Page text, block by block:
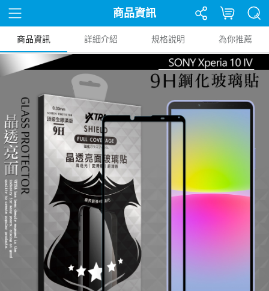
商品資訊
商品資訊 詳細介紹 規格說明 為你推薦